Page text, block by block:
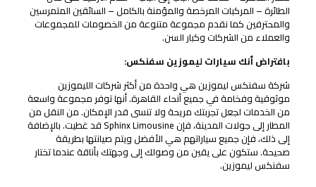
الطائرة – المركبات المرخصة والمؤمنة بالكامل – السائقين المتمرسين
والمحترفين كما نقدم مجموعة متنوعة من الخصومات للمجموعات
والعملاء من الشركات وكبار السن.
بافتراض أنك سيارات ليموزين سفنكس:
شركة سفنكس ليموزين هي واحدة من أكثر شركات الليموزين
موثوقية وفخامة في جميع أنحاء القاهرة. أنها توفر مجموعة واسعة
من الخدمات لجعل تجربتك مريحة ولا تنسى قدر الإمكان. من النقل من
المطار إلى جولات المدينة، فإن Sphinx Limousine قد غطيت. بالإضافة
إلى ذلك، فإن جميع سياراتهم هي الأفضل ويتم صيانتها بطريقة
صحيحة. ستكون على يقين من وصولك إلى وجهتك بأناقة عندما تختار
سفنكس ليموزين.